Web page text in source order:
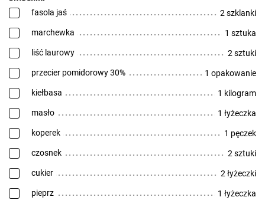
fasola jaś 2 szklanki
marchewka 1 sztuka
liść laurowy 2 sztuki
przecier pomidorowy 30% 1 opakowanie
kiełbasa 1 kilogram
masło 1 łyżeczka
koperek 1 pęczek
czosnek 2 sztuki
cukier 2 łyżeczki
pieprz 1 łyżeczka